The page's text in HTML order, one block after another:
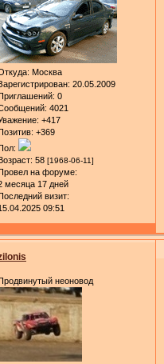
Москва
: 20.05.2009
0
4021
+417
+369
58 [1968-06-11]
на форуме:
месяца 17 дней
визит:
09:51
неоновод